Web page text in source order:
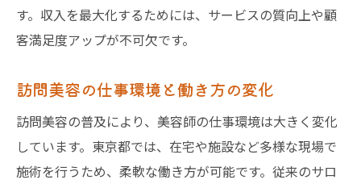
す。収入を最大化するためには、サービスの質向上や顧
客満足度アップが不可欠です。
訪問美容の仕事環境と働き方の変化
訪問美容の普及により、美容師の仕事環境は大きく変化
しています。東京都では、在宅や施設など多様な現場で
施術を行うため、柔軟な働き方が可能です。従来のサロ